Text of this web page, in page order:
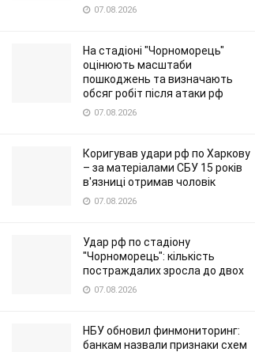
07.08.2026
На стадіоні "Чорноморець"
оцінюють масштаби
пошкоджень та визначають
обсяг робіт після атаки рф
07.08.2026
Коригував удари рф по Харкову
– за матеріалами СБУ 15 років
в'язниці отримав чоловік
07.08.2026
Удар рф по стадіону
"Чорноморець": кількість
постраждалих зросла до двох
07.08.2026
НБУ обновил финмониторинг:
банкам назвали признаки схем